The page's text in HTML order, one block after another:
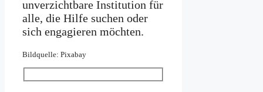
unverzichtbare Institution für
alle, die Hilfe suchen oder
sich engagieren möchten.
Bildquelle: Pixabay